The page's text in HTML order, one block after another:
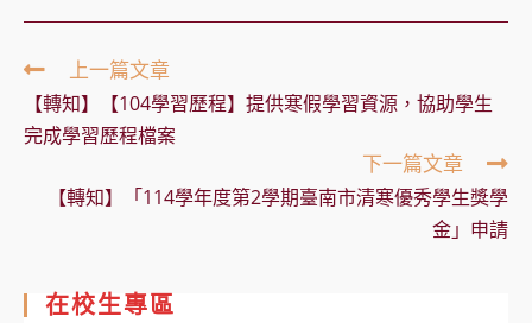
Read
more
articles
上一篇文章
【轉知】【104學習歷程】提供寒假學習資源，協助學生
完成學習歷程檔案
下一篇文章
【轉知】「114學年度第2學期臺南市清寒優秀學生獎學
金」申請
在校生專區